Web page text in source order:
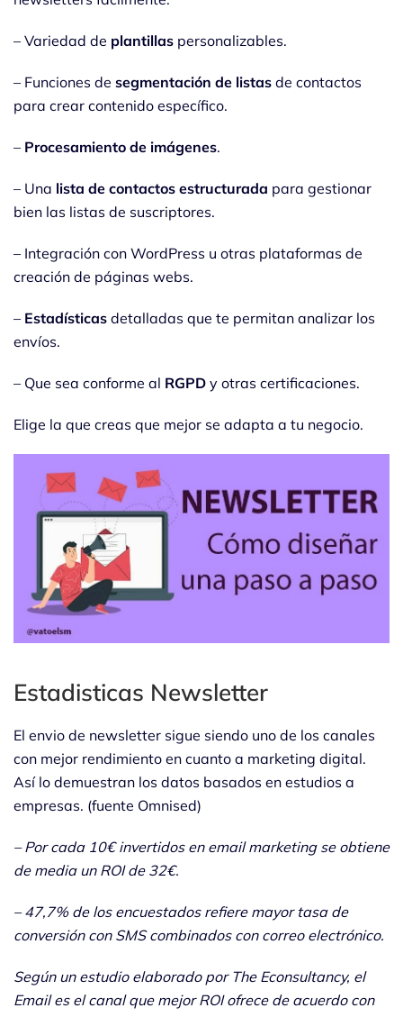
– Variedad de plantillas personalizables.
– Funciones de segmentación de listas de contactos
para crear contenido específico.
– Procesamiento de imágenes.
– Una lista de contactos estructurada para gestionar
bien las listas de suscriptores.
– Integración con WordPress u otras plataformas de
creación de páginas webs.
– Estadísticas detalladas que te permitan analizar los
envíos.
– Que sea conforme al RGPD y otras certificaciones.
Elige la que creas que mejor se adapta a tu negocio.
Estadisticas Newsletter
El envio de newsletter sigue siendo uno de los canales
con mejor rendimiento en cuanto a marketing digital.
Así lo demuestran los datos basados en estudios a
empresas. (fuente Omnised)
– Por cada 10€ invertidos en email marketing se obtiene
de media un ROI de 32€.
– 47,7% de los encuestados refiere mayor tasa de
conversión con SMS combinados con correo electrónico.
Según un estudio elaborado por The Econsultancy, el
Email es el canal que mejor ROI ofrece de acuerdo con